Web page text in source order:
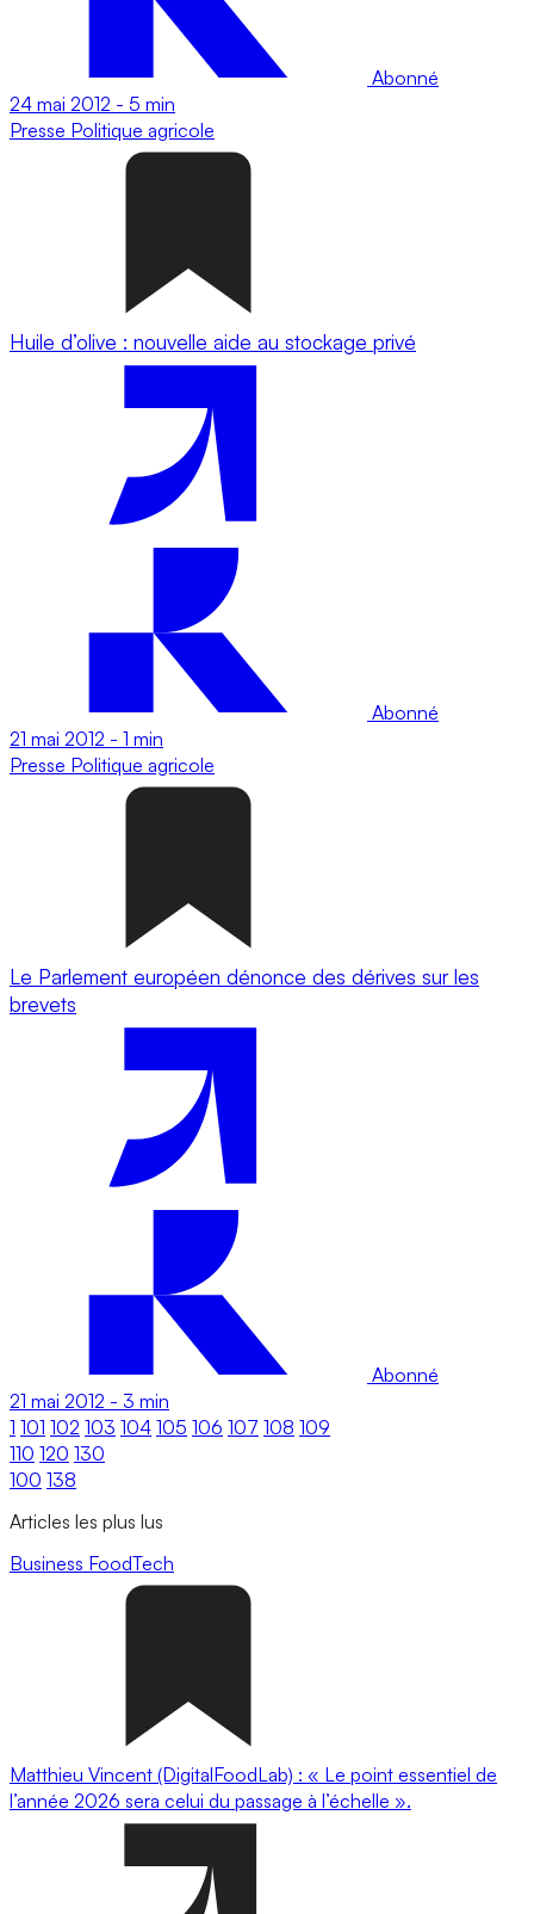
Abonné
24 mai 2012 - 5 min
Presse Politique agricole
Huile d’olive : nouvelle aide au stockage privé
Abonné
21 mai 2012 - 1 min
Presse Politique agricole
Le Parlement européen dénonce des dérives sur les
brevets
Abonné
21 mai 2012 - 3 min
1 101 102 103 104 105 106 107 108 109
110 120 130
100 138
Articles les plus lus
Business FoodTech
Matthieu Vincent (DigitalFoodLab) : « Le point essentiel de
l’année 2026 sera celui du passage à l’échelle ».